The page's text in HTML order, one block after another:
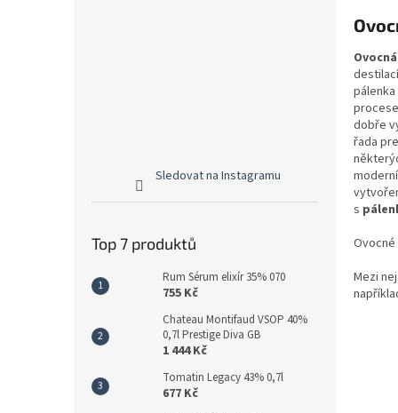
Sledovat na Instagramu
Top 7 produktů
Rum Sérum elixír 35% 070
755 Kč
Chateau Montifaud VSOP 40%
0,7l Prestige Diva GB
1 444 Kč
Tomatin Legacy 43% 0,7l
677 Kč
dobře
řada
s
Mezi